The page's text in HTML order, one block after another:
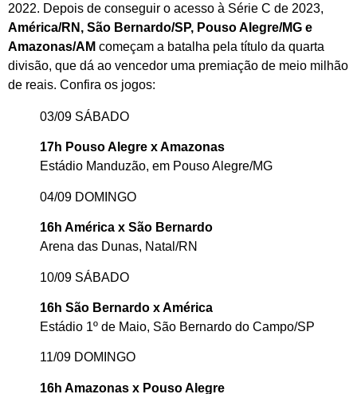
2022. Depois de conseguir o acesso à Série C de 2023,
América/RN, São Bernardo/SP, Pouso Alegre/MG e
Amazonas/AM começam a batalha pela título da quarta
divisão, que dá ao vencedor uma premiação de meio milhão
de reais. Confira os jogos:
03/09 SÁBADO
17h Pouso Alegre x Amazonas
Estádio Manduzão, em Pouso Alegre/MG
04/09 DOMINGO
16h América x São Bernardo
Arena das Dunas, Natal/RN
10/09 SÁBADO
16h São Bernardo x América
Estádio 1º de Maio, São Bernardo do Campo/SP
11/09 DOMINGO
16h Amazonas x Pouso Alegre